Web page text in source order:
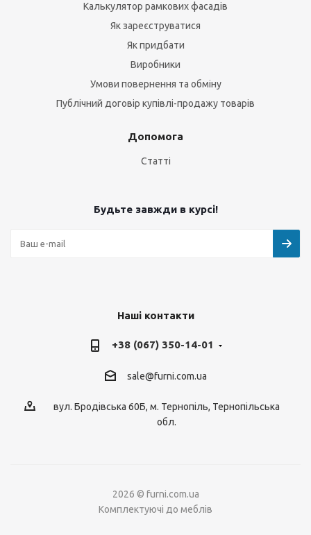
Калькулятор рамкових фасадів
Як зареєструватися
Як придбати
Виробники
Умови повернення та обміну
Публічний договір купівлі-продажу товарів
Допомога
Статті
Будьте завжди в курсі!
Наші контакти
+38 (067) 350-14-01
sale@furni.com.ua
вул. Бродівська 60Б, м. Тернопіль, Тернопільська
обл.
2026 © furni.com.ua
Комплектуючі до меблів